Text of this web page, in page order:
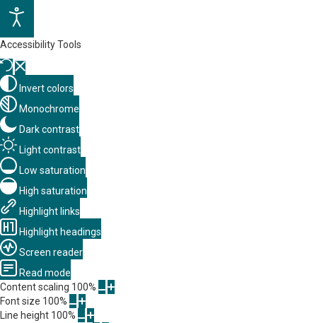
Accessibility Tools
Invert colors
Monochrome
Dark contrast
Light contrast
Low saturation
High saturation
Highlight links
Highlight headings
Screen reader
Read mode
Content scaling 100%
Font size 100%
Line height 100%